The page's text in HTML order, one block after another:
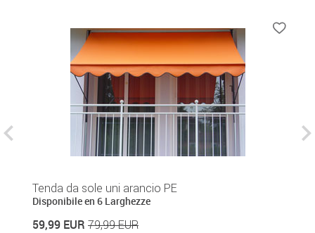
Tenda da sole uni arancio PE
Disponibile en 6 Larghezze
59,99 EUR 79,99 EUR